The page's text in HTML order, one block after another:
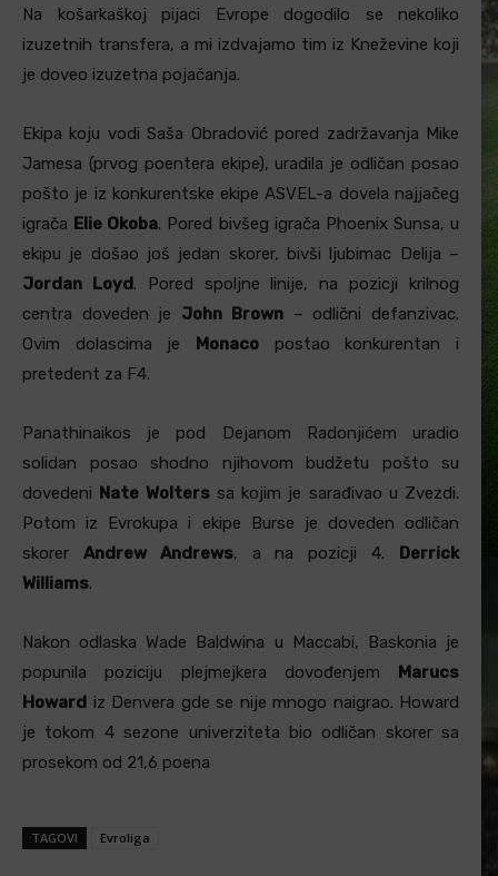
Na košarkaškoj pijaci Evrope dogodilo se nekoliko
izuzetnih transfera, a mi izdvajamo tim iz Kneževine koji
je doveo izuzetna pojačanja.
Ekipa koju vodi Saša Obradović pored zadržavanja Mike
Jamesa (prvog poentera ekipe), uradila je odličan posao
pošto je iz konkurentske ekipe ASVEL-a dovela najjačeg
igrača Elie Okoba. Pored bivšeg igrača Phoenix Sunsa, u
ekipu je došao još jedan skorer, bivši ljubimac Delija –
Jordan Loyd . Pored spoljne linije, na pozicji krilnog
centra doveden je John Brown– odlični defanzivac.
Ovim dolascima je
Monaco postao konkurentan i
pretedent za F4.
Panathinaikos je pod Dejanom Radonjićem uradio
solidan posao shodno njihovom budžetu pošto su
dovedeni Nate Wolterssa kojim je sarađivao u Zvezdi.
Potom iz Evrokupa i ekipe Burse je doveden odličan
skorer Andrew Andrews, a na pozicji 4.
Derrick
Williams.
Nakon odlaska Wade Baldwina u Maccabi, Baskonia je
popunila poziciju plejmejkera dovođenjem
Marucs
Howard iz Denvera gde se nije mnogo naigrao. Howard
je tokom 4 sezone univerziteta bio odličan skorer sa
prosekom od 21,6 poena
TAGOVI Evroliga